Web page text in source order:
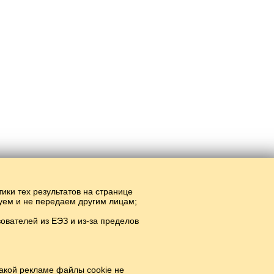
тех результатов на странице
и не передаем другим лицам;
из ЕЭЗ и из-за пределов
рекламе файлы cookie не